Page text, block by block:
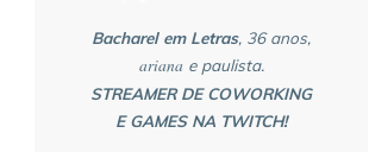
Bacharel em Letras, 36 anos,
arianae paulista.
STREAMER DE COWORKING
E GAMES NA TWITCH!